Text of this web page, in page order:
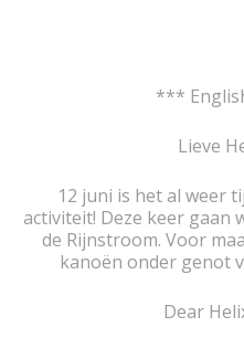
***
Lieve
12 juni is het al weer
activiteit! Deze keer gaan
de Rijnstroom. Voor
kanoën onder genot
Dear